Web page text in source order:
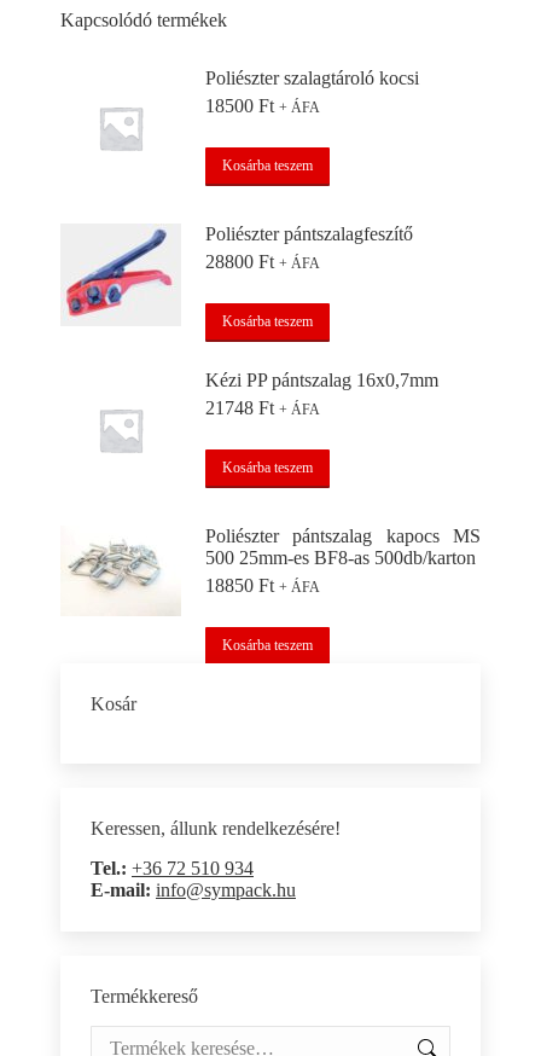
Kapcsolódó termékek
Poliészter szalagtároló kocsi
18500 Ft + ÁFA
Kosárba teszem
Poliészter pántszalagfeszítő
28800 Ft + ÁFA
Kosárba teszem
Kézi PP pántszalag 16x0,7mm
21748 Ft + ÁFA
Kosárba teszem
Poliészter pántszalag kapocs MS
500 25mm-es BF8-as 500db/karton
18850 Ft + ÁFA
Kosárba teszem
Kosár
Keressen, állunk rendelkezésére!
Tel.: +36 72 510 934
E-mail: info@sympack.hu
Termékkereső